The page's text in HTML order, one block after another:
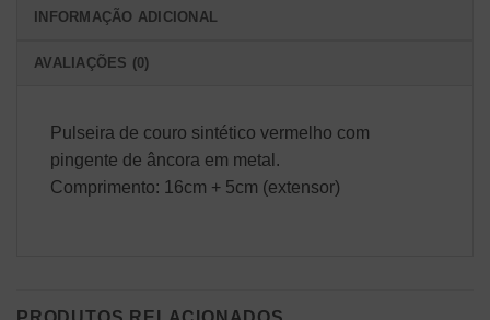
INFORMAÇÃO ADICIONAL
AVALIAÇÕES (0)
Pulseira de couro sintético vermelho com
pingente de âncora em metal.
Comprimento: 16cm + 5cm (extensor)